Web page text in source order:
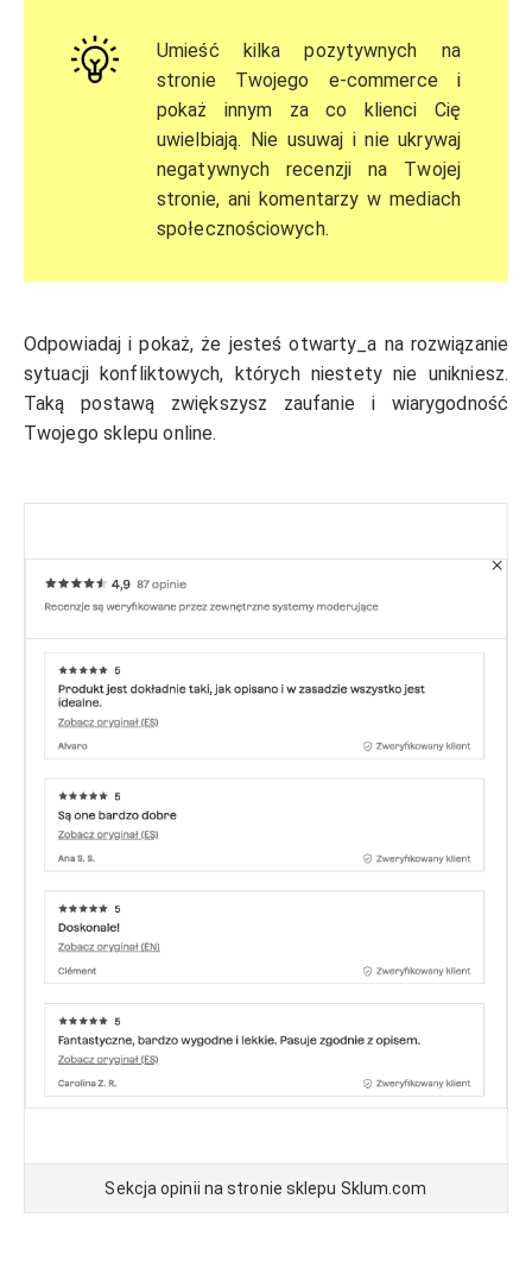
Umieść kilka pozytywnych na
stronie Twojego e-commerce i
pokaż innym za co klienci Cię
uwielbiają. Nie usuwaj i nie ukrywaj
negatywnych recenzji na Twojej
stronie, ani komentarzy w mediach
społecznościowych.
Odpowiadaj i pokaż, że jesteś otwarty_a na rozwiązanie
sytuacji konfliktowych, których niestety nie unikniesz.
Taką postawą zwiększysz zaufanie i wiarygodność
Twojego sklepu online.
Sekcja opinii na stronie sklepu Sklum.com